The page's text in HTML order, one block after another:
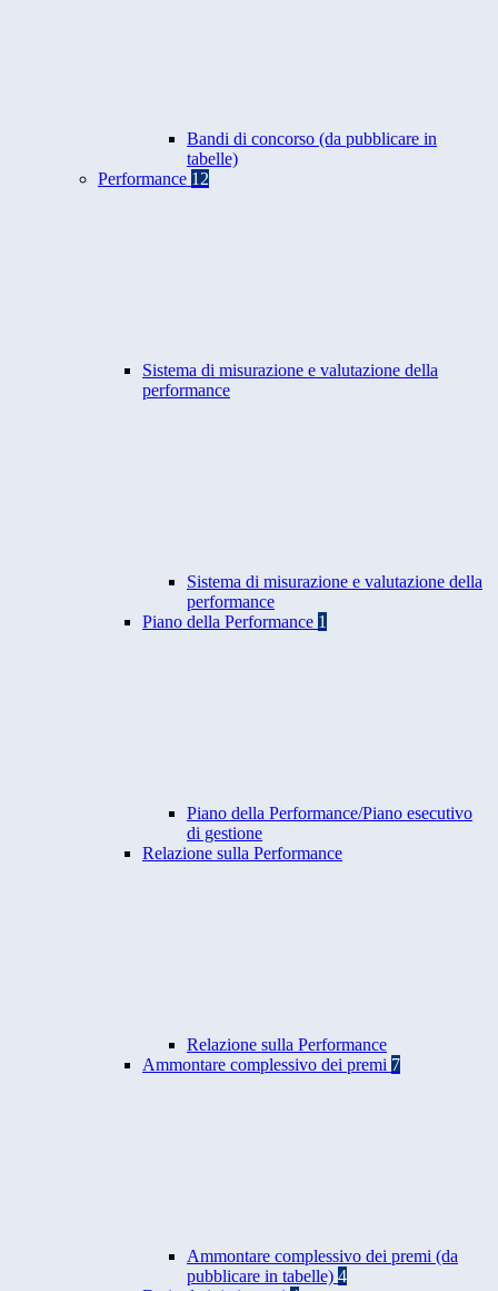
Bandi di concorso (da pubblicare in
tabelle)
Performance 12
Sistema di misurazione e valutazione della
performance
Sistema di misurazione e valutazione della
performance
Piano della Performance 1
Piano della Performance/Piano esecutivo
di gestione
Relazione sulla Performance
Relazione sulla Performance
Ammontare complessivo dei premi 7
Ammontare complessivo dei premi (da
pubblicare in tabelle) 4